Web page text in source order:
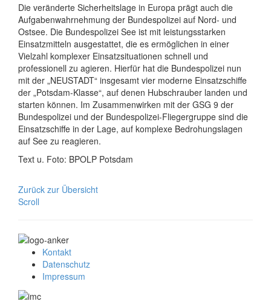
Die veränderte Sicherheitslage in Europa prägt auch die
Aufgabenwahrnehmung der Bundespolizei auf Nord- und
Ostsee. Die Bundespolizei See ist mit leistungsstarken
Einsatzmitteln ausgestattet, die es ermöglichen in einer
Vielzahl komplexer Einsatzsituationen schnell und
professionell zu agieren. Hierfür hat die Bundespolizei nun
mit der „NEUSTADT“ insgesamt vier moderne Einsatzschiffe
der „Potsdam-Klasse“, auf denen Hubschrauber landen und
starten können. Im Zusammenwirken mit der GSG 9 der
Bundespolizei und der Bundespolizei-Fliegergruppe sind die
Einsatzschiffe in der Lage, auf komplexe Bedrohungslagen
auf See zu reagieren.
Text u. Foto: BPOLP Potsdam
Zurück zur Übersicht
Scroll
Kontakt
Datenschutz
Impressum